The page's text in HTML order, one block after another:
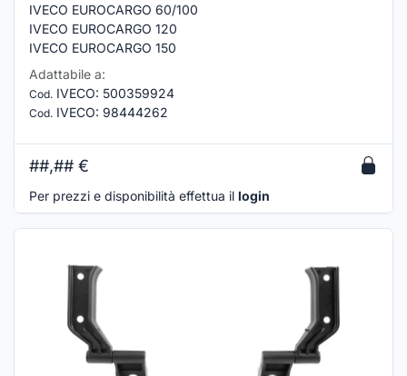
IVECO EUROCARGO 60/100
IVECO EUROCARGO 120
IVECO EUROCARGO 150
Adattabile a:
Cod. IVECO: 500359924
Cod. IVECO: 98444262
##,## €
Per prezzi e disponibilità effettua il login